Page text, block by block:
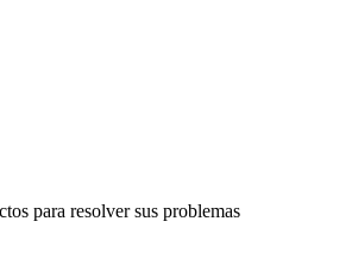
para resolver sus problemas